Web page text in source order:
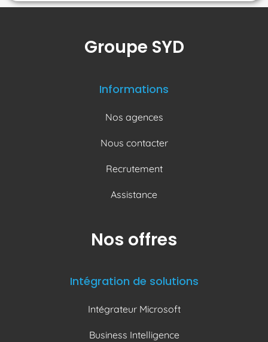
Groupe SYD
Informations
Nos agences
Nous contacter
Recrutement
Assistance
Nos offres
Intégration de solutions
Intégrateur Microsoft
Business Intelligence